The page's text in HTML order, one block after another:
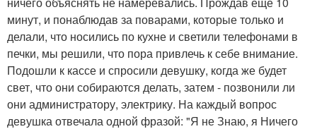
минут, и понаблюдав за поварами, которые только и
делали, что носились по кухне и светили телефонами в
печки, мы решили, что пора привлечь к себе внимание.
Подошли к кассе и спросили девушку, когда же будет
свет, что они собираются делать, затем - позвонили ли
они администратору, электрику. На каждый вопрос
девушка отвечала одной фразой: "Я не Знаю, я Ничего